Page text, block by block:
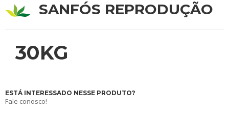
SANFÓS REPRODUÇÃO
30KG
ESTÁ INTERESSADO NESSE PRODUTO?
Fale conosco!